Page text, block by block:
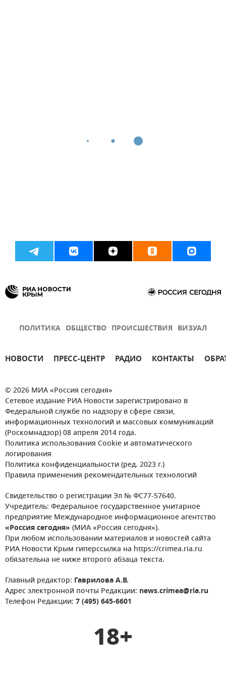
ПОЛИТИКА ОБЩЕСТВО ПРОИСШЕСТВИЯ ВИЗУАЛ
НОВОСТИ ПРЕСС-ЦЕНТР РАДИО КОНТАКТЫ
© 2026 МИА «Россия сегодня»
Сетевое издание РИА Новости зарегистрировано в
Федеральной службе по надзору в сфере связи,
информационных технологий и массовых коммуникаций
(Роскомнадзор) 08 апреля 2014 года.
Политика использования Cookie и автоматического
логирования
Политика конфиденциальности (ред. 2023 г.)
Правила применения рекомендательных технологий
Свидетельство о регистрации Эл № ФС77-57640.
Учредитель: Федеральное государственное унитарное
предприятие Международное информационное агентство
«Россия сегодня» (МИА «Россия сегодня»).
При любом использовании материалов и новостей сайта
РИА Новости Крым гиперссылка на https://crimea.ria.ru
обязательна не ниже второго абзаца текста.
Главный редактор: Гаврилова А.В.
Адрес электронной почты Редакции: news.crimea@ria.ru
Телефон Редакции: 7 (495) 645-6601
18+